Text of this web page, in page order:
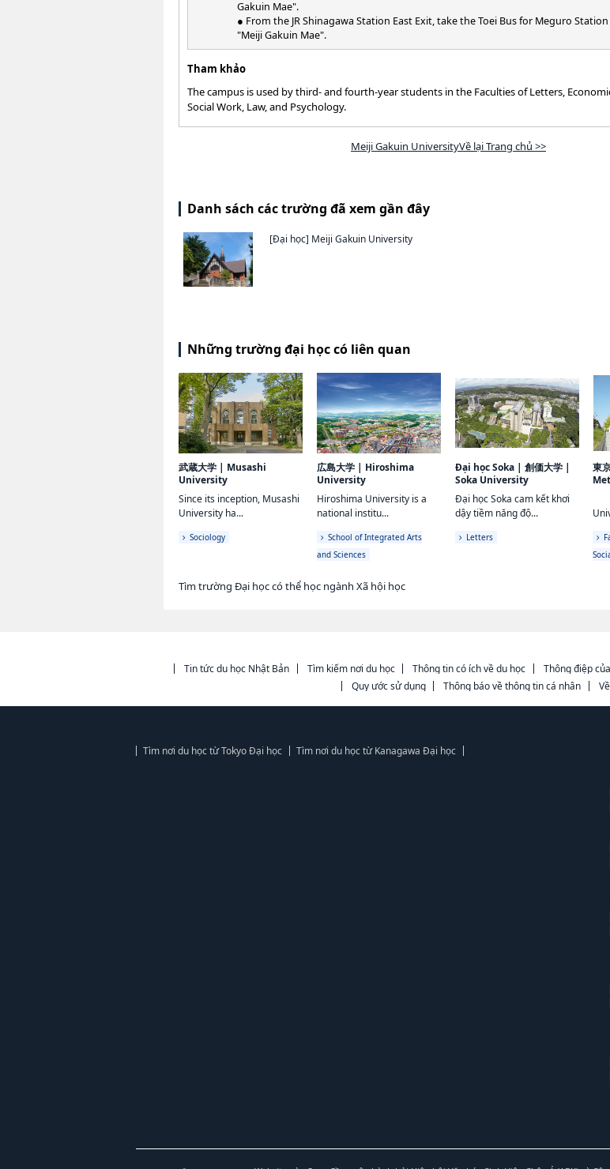
Gakuin Mae".
● From the JR Shinagawa Station East Exit, take the Toei Bus for Meguro
"Meiji Gakuin Mae".
Tham khảo
The campus is used by third- and fourth-year students in the Faculties of Letters,
Social Work, Law, and Psychology.
Meiji Gakuin UniversityVề lại Trang chủ >>
Danh sách các trường đã xem gần đây
[Đại học] Meiji Gakuin University
Những trường đại học có liên quan
武蔵大学 | Musashi
University
Since its inception, Musashi
University ha...
Sociology
広島大学| Hiroshima
University
Hiroshima University is a
national institu...
School of Integrated Arts
and Sciences
Đại học Soka| 創価大学|
Soka University
Đại học Soka cam kết khơi
dậy tiềm năng độ...
Letters
東
Tìm trường Đại học có thể học ngành Xã hội học
Tin tức du học Nhật Bản Tìm kiếm nơi du học Thông tin có ích về du học Thông điệp
Quy ước sử dụng
Thông báo về thông tin cá nhân
Tìm nơi du học từ Tokyo Đại học Tìm nơi du học từ Kanagawa Đại học